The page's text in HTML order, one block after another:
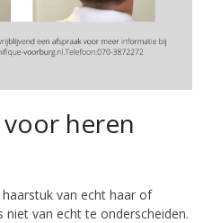
heren
van echt haar of
van echt te onderscheiden.